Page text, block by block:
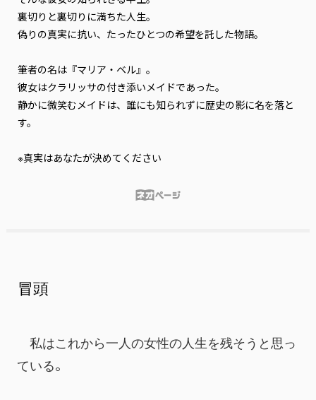
裏切りと裏切りに満ちた人生。
偽りの真実に抗い、たったひとつの希望を託した物語。
筆者の名は『マリア・ベル』。
彼女はクラリッサの付き添いメイドであった。
静かに微笑むメイドは、誰にも知られずに歴史の影に名を落と
す。
※真実はあなたが決めてください
冒頭
私はこれから一人の女性の人生を残そうと思っ
ている。